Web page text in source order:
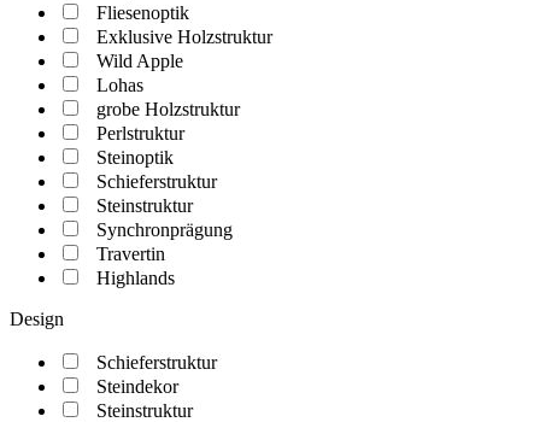
Fliesenoptik
Exklusive Holzstruktur
Wild Apple
Lohas
grobe Holzstruktur
Perlstruktur
Steinoptik
Schieferstruktur
Steinstruktur
Synchronprägung
Travertin
Highlands
Design
Schieferstruktur
Steindekor
Steinstruktur